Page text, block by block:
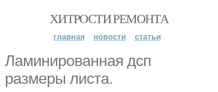
ХИТРОСТИ РЕМОНТА
главная новости статьи
Ламинированная дсп
размеры листа.